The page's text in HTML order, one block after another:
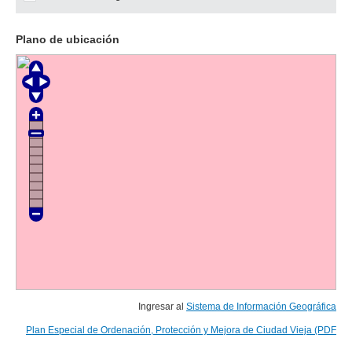
Plano de ubicación
Ingresar al Sistema de Información Geográfica
Plan Especial de Ordenación, Protección y Mejora de Ciudad Vieja (PDF